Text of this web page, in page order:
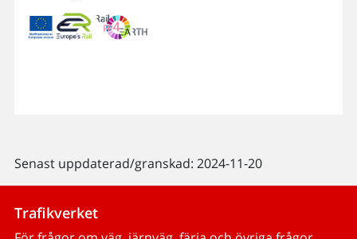
Senast uppdaterad/granskad: 2024-11-20
Trafikverket